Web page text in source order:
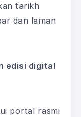
tarikh
dan laman
edisi digital
portal rasmi